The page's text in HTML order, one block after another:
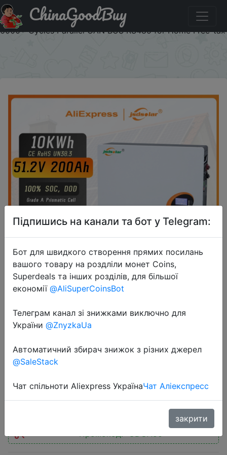
Паридбати з промокодом GDUA50 Pre-sale jsdsolar 48V
200Ah LiFePO4 Battery 10KWh Power Wall 200A BMS
6000+ Cycles Parallel CAN BUS RS485 for Home Free-tax
ChinaGoodBuy
Pre-sale jsdsolar 48V 200Ah
LiFePO4 Battery 10KWh Power Wall
CAN BUS RS485 for Home Free-tax
$1413
Промокод:"GDUA50"
Підпишись на канали та бот у Telegram:
Бот для швидкого створення прямих посилань
вашого товару на роздліли монет Coins,
Superdeals та інших розділів, для більшої
економії @AliSuperCoinsBot
Телеграм канал зі знижками виключно для
України @ZnyzkaUa
Автоматичний збирач знижок з різних джерел
@SaleStack
Чат спільноти Aliexpress УкраїнаЧат Аліекспресс
закрити